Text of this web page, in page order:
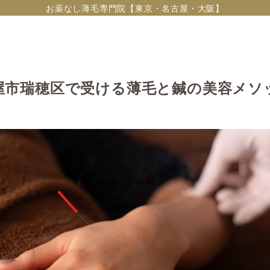
お薬なし薄毛専門院【東京・名古屋・大阪】
市瑞穂区で受ける薄毛と鍼の美容メソ